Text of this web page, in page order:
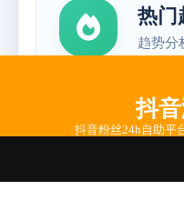
抖
抖音粉丝24h自助平